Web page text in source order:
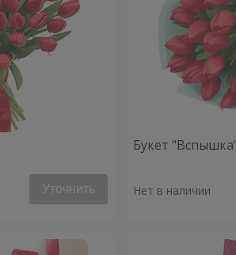
Уточнить
Букет
Нет в наличии